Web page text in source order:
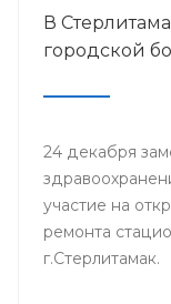
В
городской
24 декабря
участие на
ремонта
г.Стерлитамак.